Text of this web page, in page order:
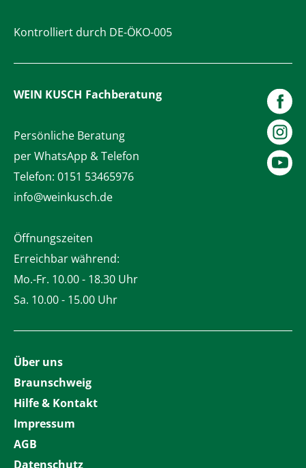
Kontrolliert durch DE-ÖKO-005
WEIN KUSCH Fachberatung
Persönliche Beratung
per WhatsApp & Telefon
Telefon: 0151 53465976
info@weinkusch.de
Öffnungszeiten
Erreichbar während:
Mo.-Fr. 10.00 - 18.30 Uhr
Sa. 10.00 - 15.00 Uhr
Über uns
Braunschweig
Hilfe & Kontakt
Impressum
AGB
Datenschutz